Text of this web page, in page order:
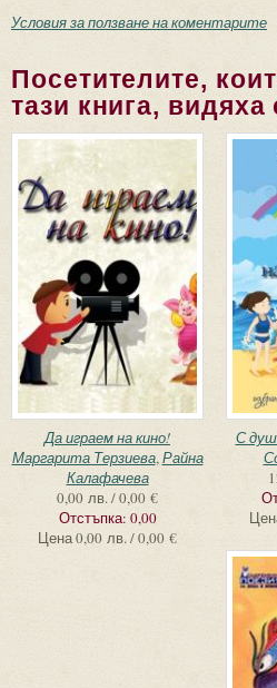
Условия за ползване на коментарите
Посетителите,
тази книга,
Да играем на кино!
Маргарита Терзиева,Райна
Калафачева
0,00 лв. / 0,00 €
Отстъпка: 0,00
Цена0,00 лв. / 0,00 €
С